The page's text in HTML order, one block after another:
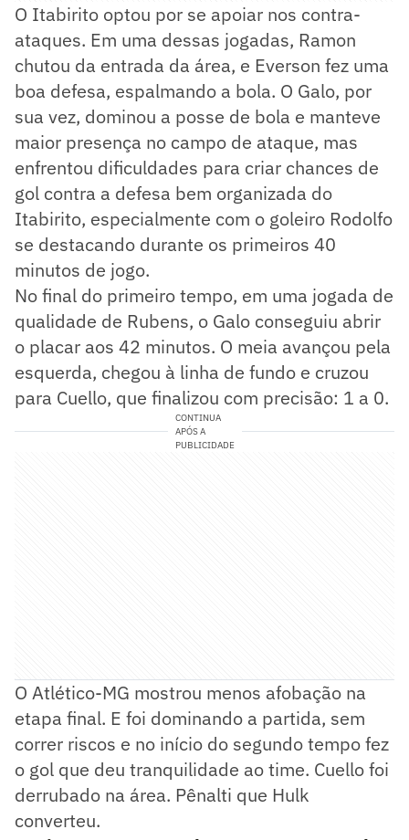
O Itabirito optou por se apoiar nos contra-
ataques. Em uma dessas jogadas, Ramon
chutou da entrada da área, e Everson fez uma
boa defesa, espalmando a bola. O Galo, por
sua vez, dominou a posse de bola e manteve
maior presença no campo de ataque, mas
enfrentou dificuldades para criar chances de
gol contra a defesa bem organizada do
Itabirito, especialmente com o goleiro Rodolfo
se destacando durante os primeiros 40
minutos de jogo.
No final do primeiro tempo, em uma jogada de
qualidade de Rubens, o Galo conseguiu abrir
o placar aos 42 minutos. O meia avançou pela
esquerda, chegou à linha de fundo e cruzou
para Cuello, que finalizou com precisão: 1 a 0.
CONTINUA
APÓS A
PUBLICIDADE
O Atlético-MG mostrou menos afobação na
etapa final. E foi dominando a partida, sem
correr riscos e no início do segundo tempo fez
o gol que deu tranquilidade ao time. Cuello foi
derrubado na área. Pênalti que Hulk
converteu.